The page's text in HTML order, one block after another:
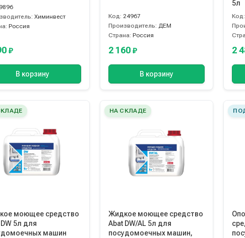
9896
Химинвест
Россия
₽
В корзину
Код: 24967
Производитель: ДЕМ
Страна: Россия
2 160 ₽
В корзину
5л
2
моющее средство
5л для
машин
НА СКЛАДЕ
Жидкое моющее средство
Abat DW/AL 5л для
посудомоечных машин,